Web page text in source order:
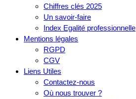
Chiffres clés 2025
Un savoir-faire
Index Egalité professionnelle
Mentions légales
RGPD
CGV
Liens Utiles
Contactez-nous
Où nous trouver ?